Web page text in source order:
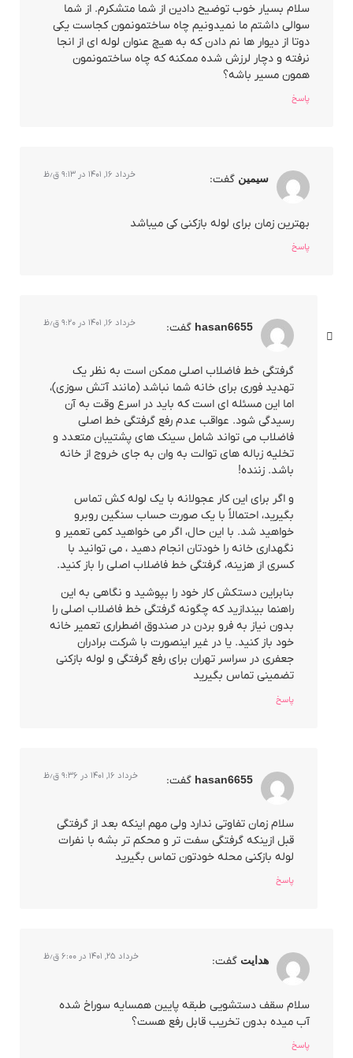
سلام بسیار خوب توضیح دادین از شما متشکرم. از شما
سوالی داشتم ما نمیدونیم چاه ساختمونمون کجاست یکی
دوتا از دیوار ها نم دادن که به هیچ عنوان لوله ای از انجا
نرفته و دچار لرزش شده ممکنه که چاه ساختمونمون
همون مسیر باشه؟
پاسخ
سیمین گفت: خرداد ۱۶, ۱۴۰۱ در ۹:۱۳ ق٫ظ
بهترین زمان برای لوله بازکنی کی میباشد
پاسخ
hasan6655 گفت: خرداد ۱۶, ۱۴۰۱ در ۹:۲۰ ق٫ظ
گرفتگی خط فاضلاب اصلی ممکن است به نظر یک
تهدید فوری برای خانه شما نباشد (مانند آتش سوزی)،
اما این مسئله ای است که باید در اسرع وقت به آن
رسیدگی شود. عواقب عدم رفع گرفتگی خط اصلی
فاضلاب می تواند شامل سینک های پشتیبان متعدد و
تخلیه زباله های توالت به وان به جای خروج از خانه
باشد. زننده!
و اگر برای این کار عجولانه با یک لوله کش تماس
بگیرید، احتمالاً با یک صورت حساب سنگین روبرو
خواهید شد. با این حال، اگر می خواهید کمی تعمیر و
نگهداری خانه را خودتان انجام دهید ، می توانید با
کسری از هزینه، گرفتگی خط فاضلاب اصلی را باز کنید.
بنابراین دستکش کار خود را بپوشید و نگاهی به این
راهنما بیندازید که چگونه گرفتگی خط فاضلاب اصلی را
بدون نیاز به فرو بردن در صندوق اضطراری تعمیر خانه
خود باز کنید. یا در غیر اینصورت با شرکت برادران
جعفری در سراسر تهران برای رفع گرفتگی و لوله بازکنی
تضمینی تماس بگیرید
پاسخ
hasan6655 گفت: خرداد ۱۶, ۱۴۰۱ در ۹:۳۶ ق٫ظ
سلام زمان تفاوتی ندارد ولی مهم اینکه بعد از گرفتگی
قبل ازینکه گرفتگی سفت تر و محکم تر بشه با نفرات
لوله بازکنی محله خودتون تماس بگیرید
پاسخ
هدایت گفت: خرداد ۲۵, ۱۴۰۱ در ۶:۰۰ ق٫ظ
سلام سقف دستشویی طبقه پایین همسایه سوراخ شده
آب میده بدون تخریب قابل رفع هست؟
پاسخ